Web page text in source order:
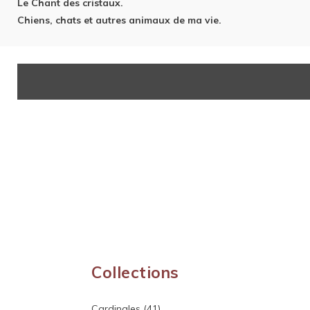
Le Chant des cristaux.
Chiens, chats et autres animaux de ma vie.
Collections